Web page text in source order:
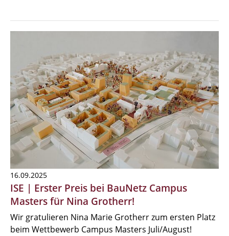
16.09.2025
ISE | Erster Preis bei BauNetz Campus
Masters für Nina Grotherr!
Wir gratulieren Nina Marie Grotherr zum ersten Platz
beim Wettbewerb Campus Masters Juli/August!